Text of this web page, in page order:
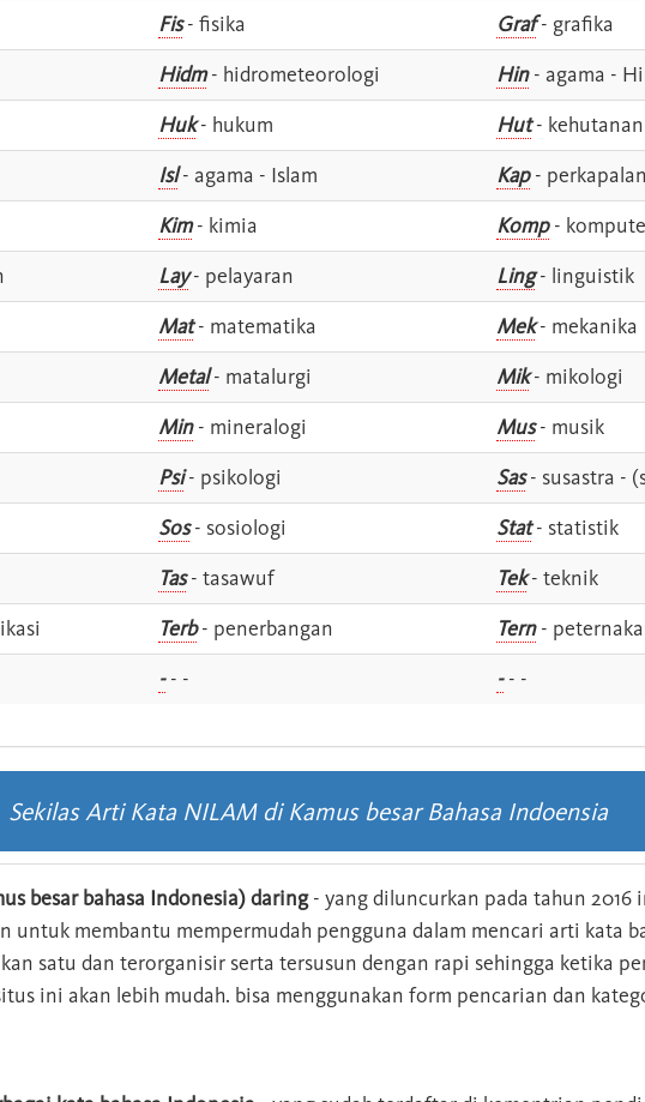
Fis- fisika Graf- grafika
Hidm- hidrometeorologi Hin- agama -
Huk- hukum Hut- kehutanan
Isl- agama - Islam Kap- perkapalan
Kim- kimia Komp-
Lay- pelayaran Ling- linguistik
Mat- matematika Mek- mekanika
Metal- matalurgi Mik- mikologi
Min- mineralogi Mus- musik
Psi- psikologi Sas- susastra -
Sos- sosiologi Stat- statistik
Tas- tasawuf Tek- teknik
Terb- penerbangan Tern-
-- - -- -
Sekilas Arti Kata NILAM di Kamus besar Bahasa Indoensia
besar bahasa Indonesia) daring- yang diluncurkan pada tahun 2016
untuk membantu mempermudah pengguna dalam mencari arti kata
satu dan terorganisir serta tersusun dengan rapi sehingga ketika
ini akan lebih mudah. bisa menggunakan form pencarian dan